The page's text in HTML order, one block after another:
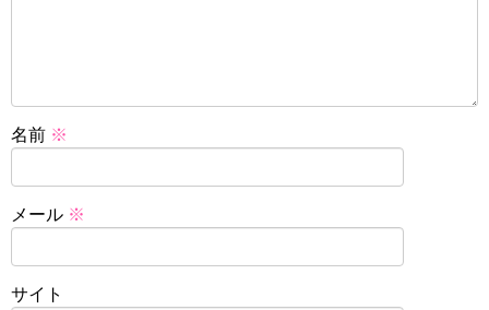
名前 ※
メール ※
サイト